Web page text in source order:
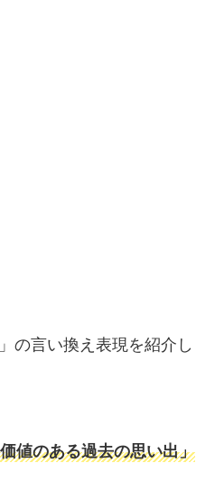
の言い換え表現を紹介し
値のある過去の思い出」